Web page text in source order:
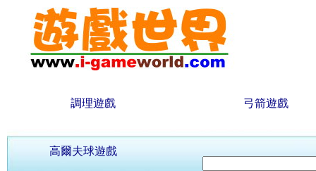
調理遊戲 弓箭遊戲
高爾夫球遊戲